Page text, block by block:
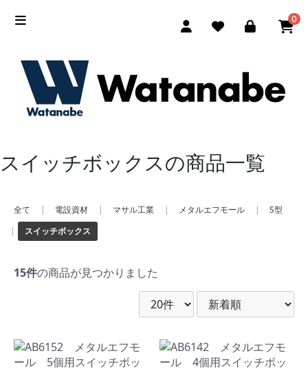
0
スイッチボックスの商品一覧
全て | 電設資材 | マサル工業 | メタルエフモール |
S型
|
スイッチボックス
15件の商品が見つかりました